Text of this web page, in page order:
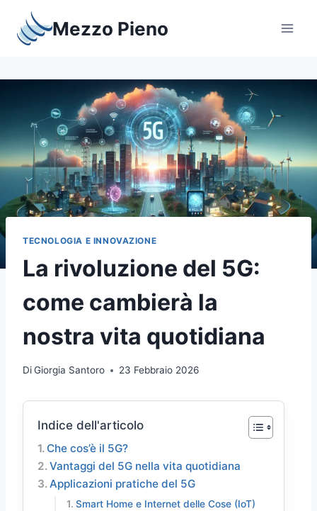
contenuto
Mezzo Pieno
TECNOLOGIA E INNOVAZIONE
La rivoluzione del 5G:
come cambierà la
nostra vita quotidiana
DiGiorgia Santoro 23 Febbraio 2026
Indice dell'articolo
Che cos’è il 5G?
Vantaggi del 5G nella vita quotidiana
Applicazioni pratiche del 5G
Smart Home e Internet delle Cose (IoT)